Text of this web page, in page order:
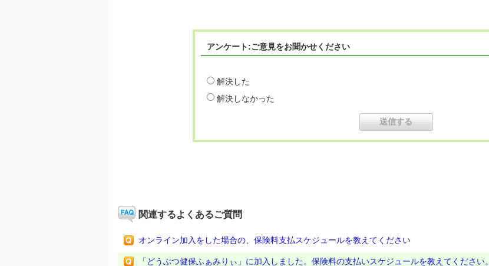
アンケート:ご意見をお聞かせください
解決した
解決しなかった
関連するよくあるご質問
オンライン加入をした場合の、保険料支払スケジュールを教えてください
「どうぶつ健保ふぁみりぃ」に加入しました。保険料の支払いスケジュールを教えてください。